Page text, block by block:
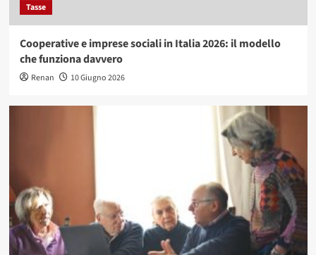
Tasse
Cooperative e imprese sociali in Italia 2026: il modello
che funziona davvero
Renan 10 Giugno 2026